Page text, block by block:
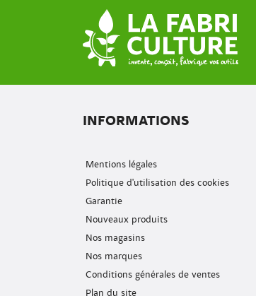
INFORMATIONS
Mentions légales
Politique d'utilisation des cookies
Garantie
Nouveaux produits
Nos magasins
Nos marques
Conditions générales de ventes
Plan du site